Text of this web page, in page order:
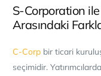
S-Corporation
Arasındaki
C-Corpbir ticari
seçimidir.